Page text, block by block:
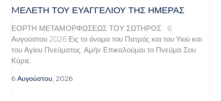
MΕΛΈΤΗ ΤΟΥ ΕΥΑΓΓΕΛΊΟΥ ΤΗΣ ΗΜΈΡΑΣ
ΕΟΡΤΗ ΜΕΤΑΜΟΡΦΩΣΕΩΣ ΤΟΥ ΣΩΤΗΡΟΣ 6
Αυγούστου 2026 Εις το όνομα του Πατρός και του Υιού και
του Αγίου Πνεύματος. Αμήν Επικαλούμαι το Πνεύμα Σου
Κύριε,
6 Αυγούστου, 2026